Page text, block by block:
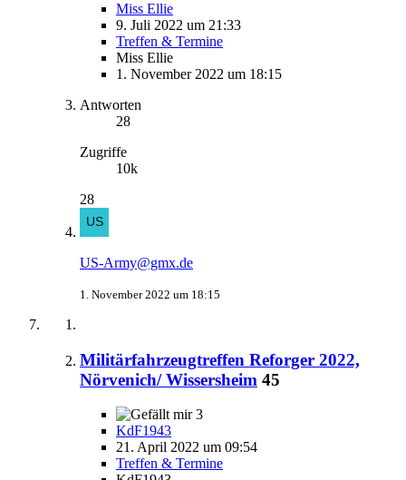
Miss Ellie
9. Juli 2022 um 21:33
Treffen & Termine
Miss Ellie
1. November 2022 um 18:15
Antworten
28
Zugriffe
10k
28
US-Army@gmx.de
1. November 2022 um 18:15
Militärfahrzeugtreffen Reforger 2022,
Nörvenich/ Wissersheim 45
3
KdF1943
21. April 2022 um 09:54
Treffen & Termine